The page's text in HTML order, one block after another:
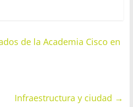
de la Academia Cisco en
Infraestructura y ciudad →